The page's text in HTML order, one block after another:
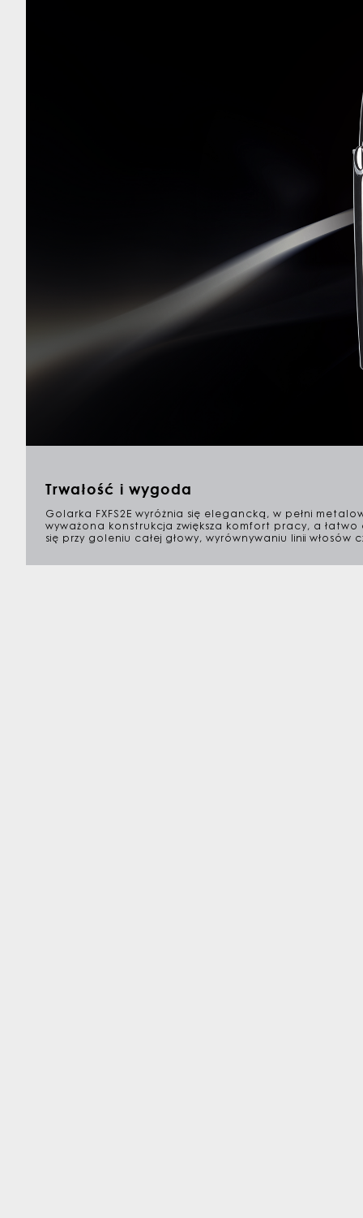
Trwałość i wygoda
Golarka FXFS2E wyróżnia się elegancką, w pełni
wyważona konstrukcja zwiększa komfort pracy, a
się przy goleniu całej głowy, wyrównywaniu linii włosów